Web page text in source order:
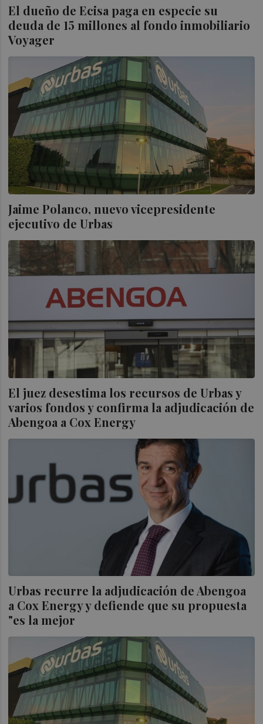
El dueño de Ecisa paga en especie su
deuda de 15 millones al fondo inmobiliario
Voyager
Jaime Polanco, nuevo vicepresidente
ejecutivo de Urbas
El juez desestima los recursos de Urbas y
varios fondos y confirma la adjudicación de
Abengoa a Cox Energy
Urbas recurre la adjudicación de Abengoa
a Cox Energy y defiende que su propuesta
"es la mejor